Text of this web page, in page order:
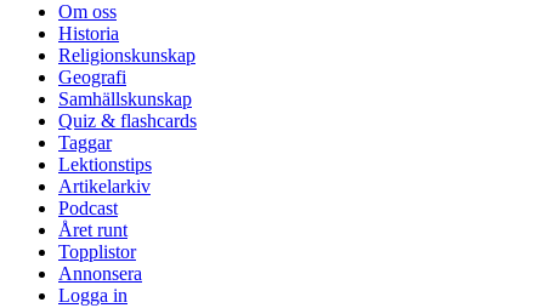
Om oss
Historia
Religionskunskap
Geografi
Samhällskunskap
Quiz & flashcards
Taggar
Lektionstips
Artikelarkiv
Podcast
Året runt
Topplistor
Annonsera
Logga in